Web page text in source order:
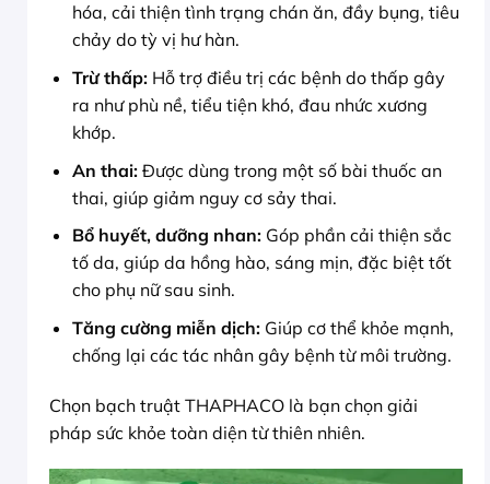
hóa, cải thiện tình trạng chán ăn, đầy bụng, tiêu
chảy do tỳ vị hư hàn.
Trừ thấp:Hỗ trợ điều trị các bệnh do thấp gây
ra như phù nề, tiểu tiện khó, đau nhức xương
khớp.
An thai:Được dùng trong một số bài thuốc an
thai, giúp giảm nguy cơ sảy thai.
Bổ huyết, dưỡng nhan:Góp phần cải thiện sắc
tố da, giúp da hồng hào, sáng mịn, đặc biệt tốt
cho phụ nữ sau sinh.
Tăng cường miễn dịch:Giúp cơ thể khỏe mạnh,
chống lại các tác nhân gây bệnh từ môi trường.
Chọn bạch truật THAPHACO là bạn chọn giải
pháp sức khỏe toàn diện từ thiên nhiên.